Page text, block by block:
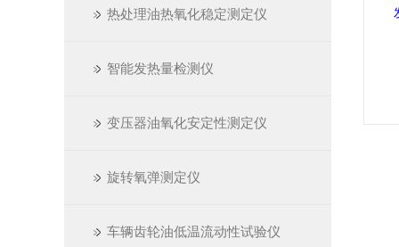
热处理油热氧化稳定测定仪
智能发热量检测仪
变压器油氧化安定性测定仪
旋转氧弹测定仪
车辆齿轮油低温流动性试验仪